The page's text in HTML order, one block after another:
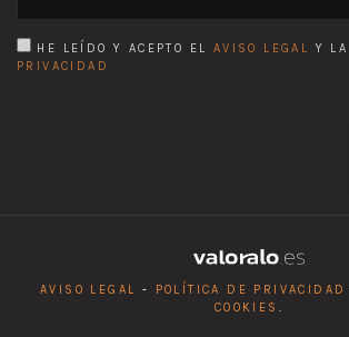
HE LEÍDO Y ACEPTO EL AVISO LEGAL Y LA
PRIVACIDAD
AVISO LEGAL - POLÍTICA DE PRIVACIDAD
COOKIES .